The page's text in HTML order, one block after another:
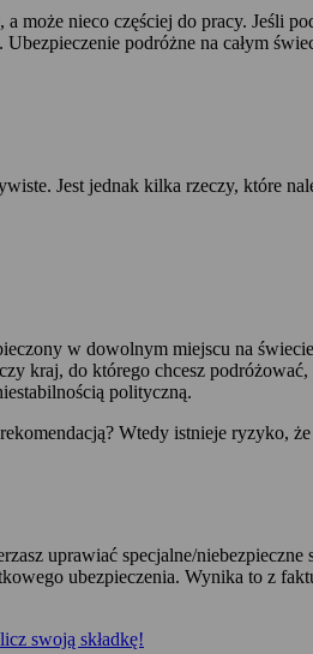
nieco częściej do pracy. Jeśli
podróżne na całym
Jest jednak kilka rzeczy, które
w dowolnym miejscu na
kraj, do którego chcesz
polityczną.
Wtedy istnieje ryzyko, że
uprawiać specjalne/
ubezpieczenia. Wynika to z
swoją składkę!